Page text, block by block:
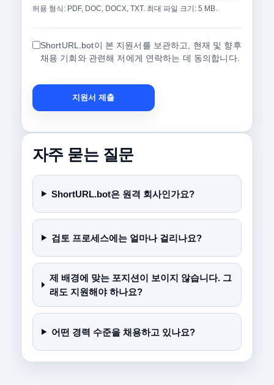
허용 형식: PDF, DOC, DOCX, TXT. 최대 파일 크기: 5 MB.
ShortURL.bot이 본 지원서를 보관하고, 현재 및 향후
채용 기회와 관련해 저에게 연락하는 데 동의합니다.
지원서 제출
자주 묻는 질문
ShortURL.bot은 원격 회사인가요?
검토 프로세스에는 얼마나 걸리나요?
제 배경에 맞는 포지션이 보이지 않습니다. 그
래도 지원해야 하나요?
어떤 경력 수준을 채용하고 있나요?